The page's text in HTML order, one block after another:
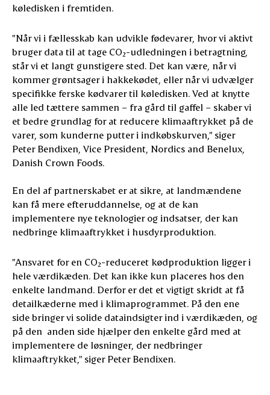
køledisken i fremtiden.
”Når vi i fællesskab kan udvikle fødevarer, hvor vi aktivt
bruger data til at tage CO₂-udledningen i betragtning,
står vi et langt gunstigere sted. Det kan være, når vi
kommer grøntsager i hakkekødet, eller når vi udvælger
specifikke ferske kødvarer til køledisken. Ved at knytte
alle led tættere sammen – fra gård til gaffel – skaber vi
et bedre grundlag for at reducere klimaaftrykket på de
varer, som kunderne putter i indkøbskurven,” siger
Peter Bendixen, Vice President, Nordics and Benelux,
Danish Crown Foods.
En del af partnerskabet er at sikre, at landmændene
kan få mere efteruddannelse, og at de kan
implementere nye teknologier og indsatser, der kan
nedbringe klimaaftrykket i husdyrproduktion.
”Ansvaret for en CO₂-reduceret kødproduktion ligger i
hele værdikæden. Det kan ikke kun placeres hos den
enkelte landmand. Derfor er det et vigtigt skridt at få
detailkæderne med i klimaprogrammet. På den ene
side bringer vi solide dataindsigter ind i værdikæden, og
på den anden side hjælper den enkelte gård med at
implementere de løsninger, der nedbringer
klimaaftrykket," siger Peter Bendixen.